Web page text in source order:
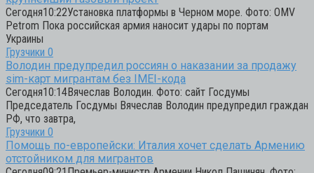
Сегодня10:22Установка платформы в Черном море. Фото: OMV
Petrom Пока российская армия наносит удары по портам
Украины
Грузчики 0
Володин предупредил россиян о наказании за продажу
sim-карт мигрантам без IMEI-кода
Сегодня10:14Вячеслав Володин. Фото: сайт Госдумы
Председатель Госдумы Вячеслав Володин предупредил граждан
РФ, что завтра,
Грузчики 0
Помощь по-европейски: Италия хочет сделать Армению
отстойником для мигрантов